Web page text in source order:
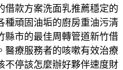
借款方案洗面乳推薦穩定的
種頑固油垢的廚房重油污清
縣市的最佳周轉管道新竹借
醫療服務者的咳嗽有效治療
不停該怎麼辦好夥伴速度財